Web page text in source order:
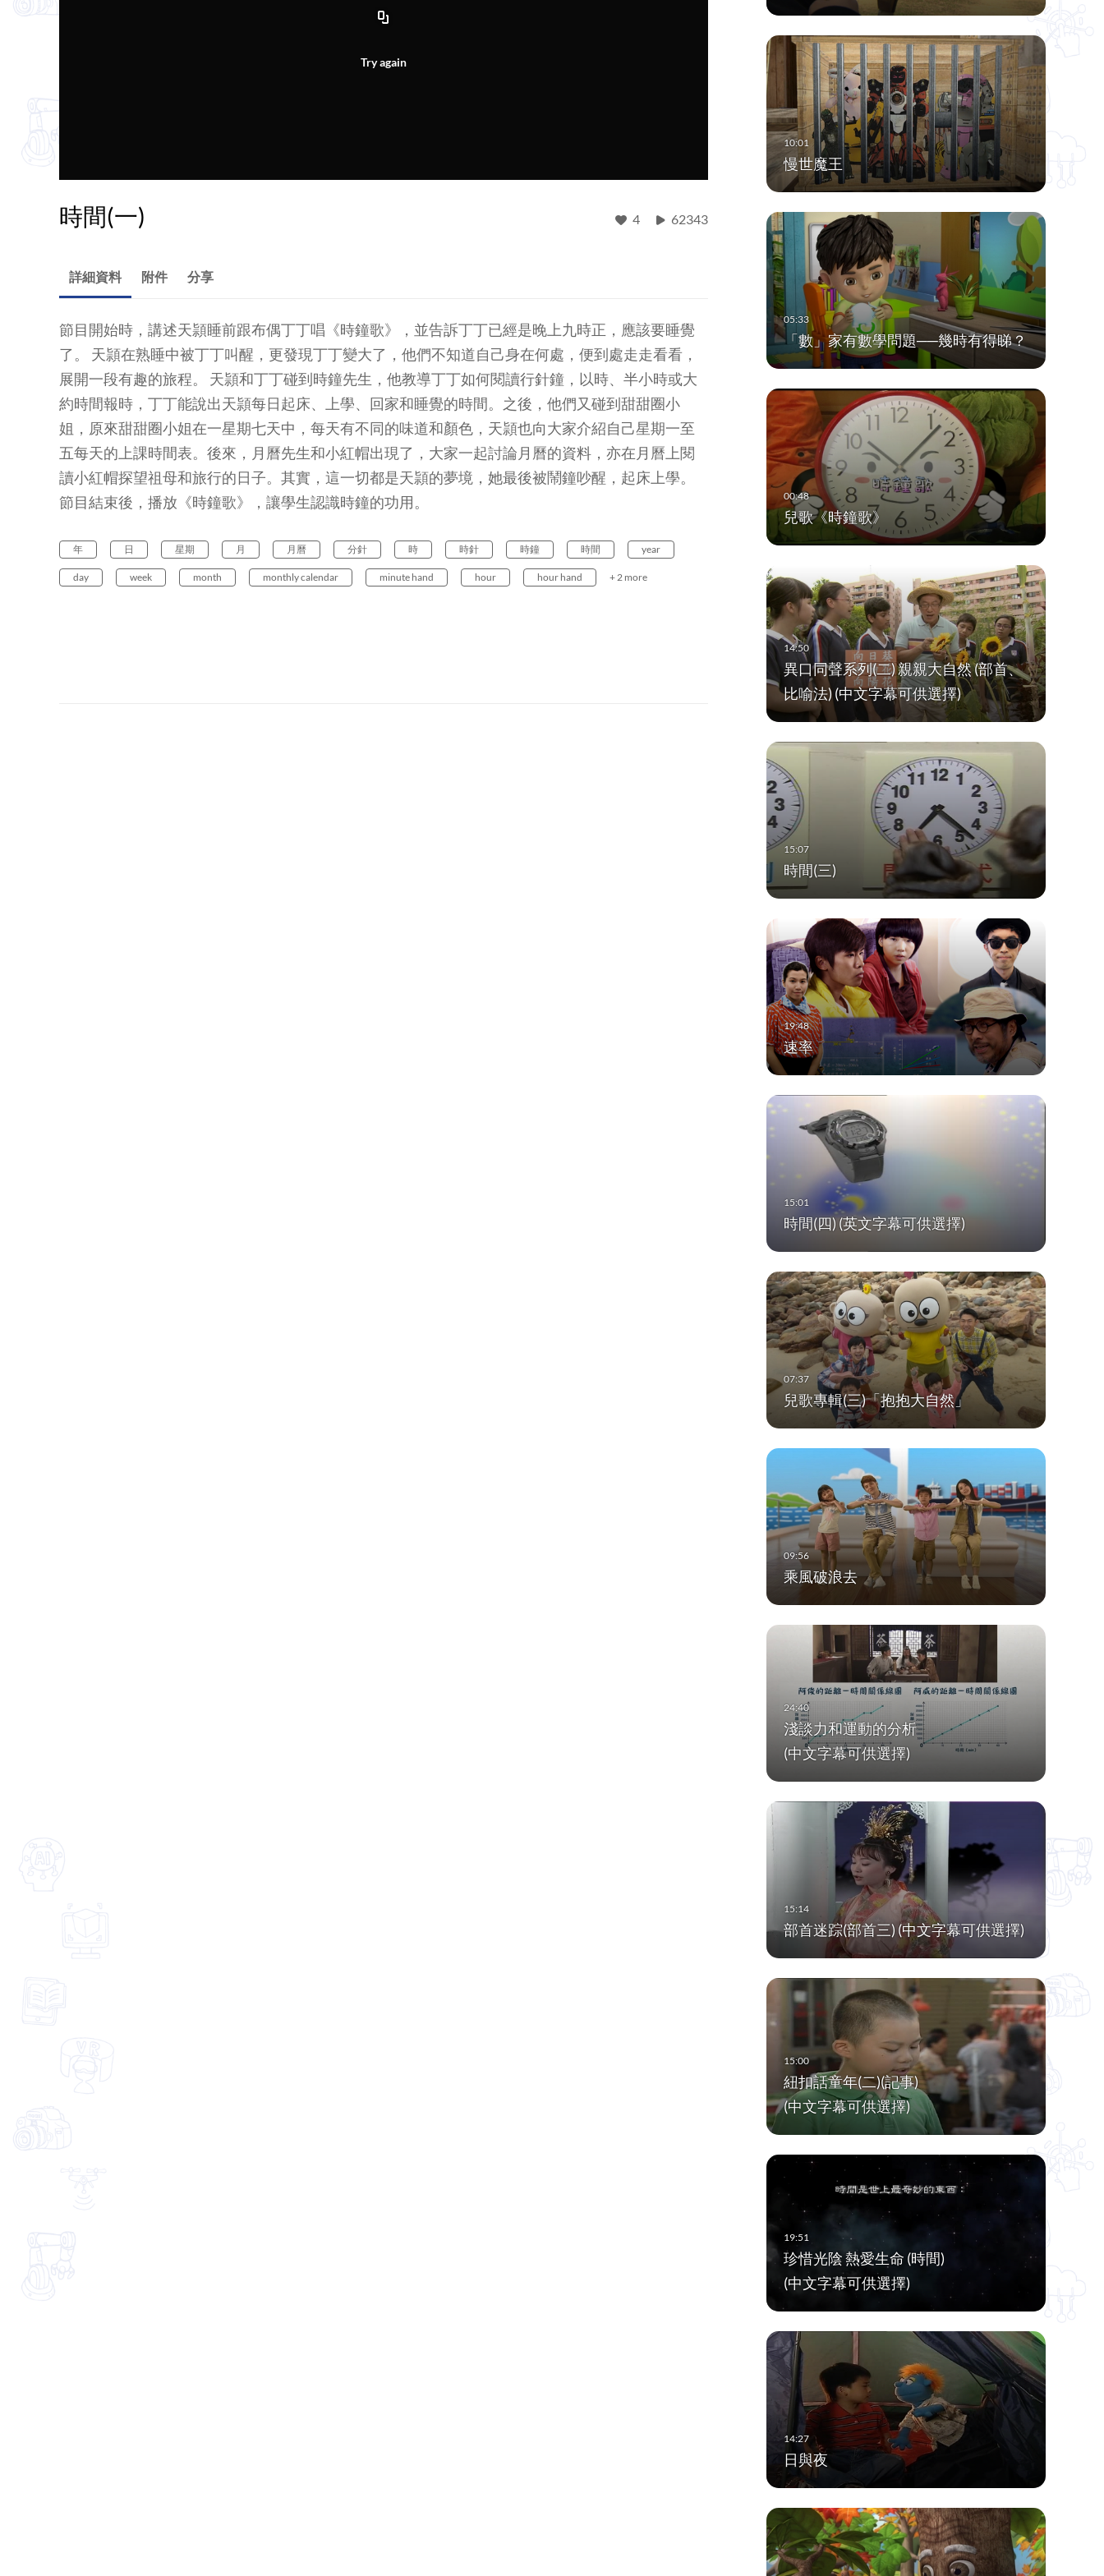
Try again
時間(一) 4 62343
慢世魔王
「數」家有數學問題──幾時有得睇？
兒歌《時鐘歌》
異口同聲系列(二) 親親大自然 (部首、
比喻法) (中文字幕可供選擇)
時間(三)
速率
時間(四) (英文字幕可供選擇)
兒歌專輯(三)「抱抱大自然」
乘風破浪去
淺談力和運動的分析
(中文字幕可供選擇)
部首迷踪(部首三) (中文字幕可供選擇)
紐扣話童年(二)(記事)
(中文字幕可供選擇)
珍惜光陰 熱愛生命 (時間)
(中文字幕可供選擇)
日與夜
詳細資料 附件 分享
節目開始時，講述天頴睡前跟布偶丁丁唱《時鐘歌》，並告訴丁丁已經是晚上九時正，應該要睡覺
了。 天頴在熟睡中被丁丁叫醒，更發現丁丁變大了，他們不知道自己身在何處，便到處走走看看，
展開一段有趣的旅程。 天頴和丁丁碰到時鐘先生，他教導丁丁如何閱讀行針鐘，以時、半小時或大
約時間報時，丁丁能說出天頴每日起床、上學、回家和睡覺的時間。之後，他們又碰到甜甜圈小
姐，原來甜甜圈小姐在一星期七天中，每天有不同的味道和顏色，天頴也向大家介紹自己星期一至
五每天的上課時間表。後來，月曆先生和小紅帽出現了，大家一起討論月曆的資料，亦在月曆上閱
讀小紅帽探望祖母和旅行的日子。其實，這一切都是天頴的夢境，她最後被鬧鐘吵醒，起床上學。
節目結束後，播放《時鐘歌》，讓學生認識時鐘的功用。
年 日 星期 月 月曆 分針 時 時針 時鐘 時間 year
day week month monthly calendar minute hand hour hour hand + 2 more